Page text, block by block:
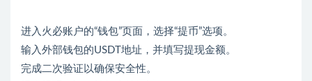
进入火必账户的“钱包”页面，选择“提币”选项。
输入外部钱包的USDT地址，并填写提现金额。
完成二次验证以确保安全性。